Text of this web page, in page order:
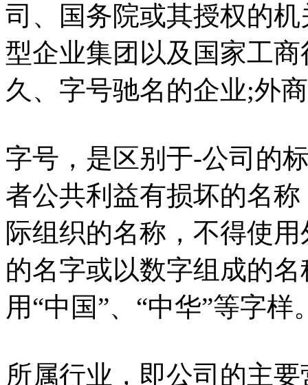
司、国务院或其授权的
型企业集团以及国家工
久、字号驰名的企业;外
字号，是区别于-公司的
者公共利益有损坏的名
际组织的名称，不得使
的名字或以数字组成的
用“中国”、“中华”等字样
所属行业，即公司的主